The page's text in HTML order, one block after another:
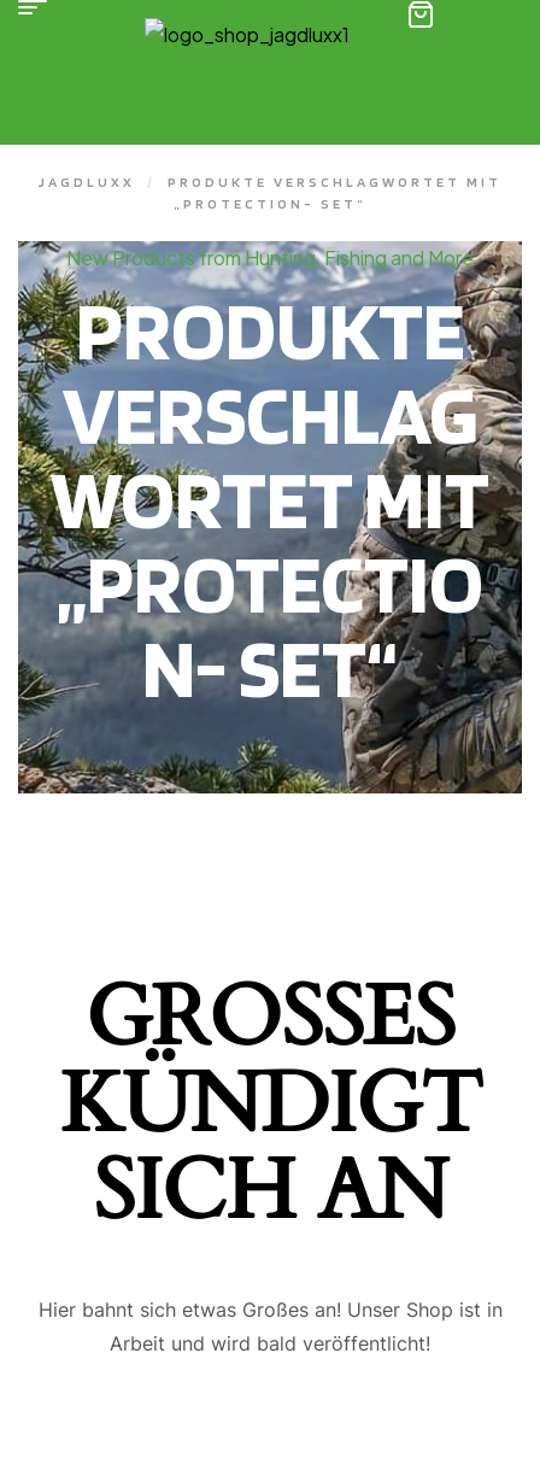
JAGDLUXX /
PRODUKTE VERSCHLAGWORTET MIT
„PROTECTION- SET“
New Products from Hunting, Fishing and More
PRODUKTE
VERSCHLAG
WORTET MIT
„PROTECTIO
N- SET“
GROSSES K
ÜNDIGT S
ICH AN
Hier bahnt sich etwas Großes an! Unser Shop ist in
Arbeit und wird bald veröffentlicht!